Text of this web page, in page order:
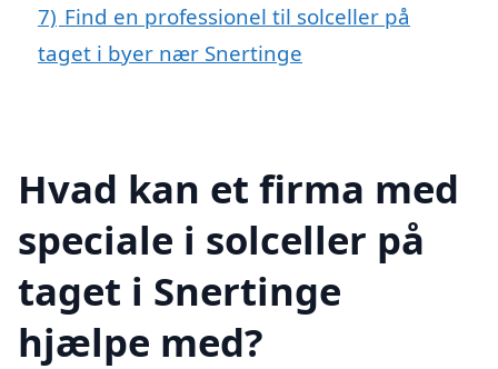
7) Find en professionel til solceller på
taget i byer nær Snertinge
Hvad kan et firma med
speciale i solceller på
taget i Snertinge
hjælpe med?